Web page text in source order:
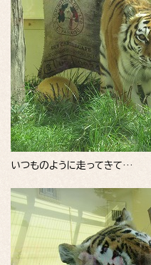
いつものように走ってきて…